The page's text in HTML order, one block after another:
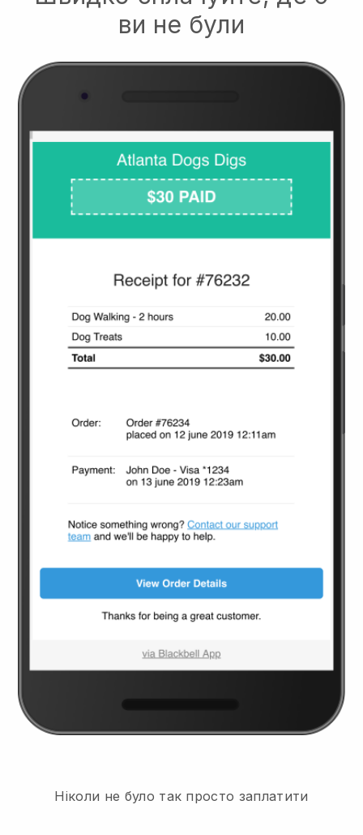
ви не були
Ніколи не було так просто заплатити